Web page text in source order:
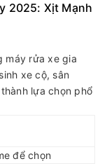
2025: Xịt Mạnh
máy rửa xe gia
xe cộ, sân
lựa chọn phổ
để chọn